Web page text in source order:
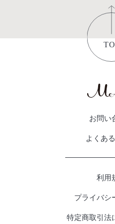
お問い
よくあ
利用
プライバシ
特定商取引法